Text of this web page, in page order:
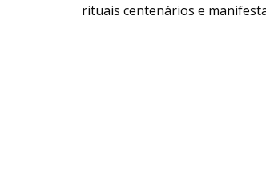
rituais centenários e